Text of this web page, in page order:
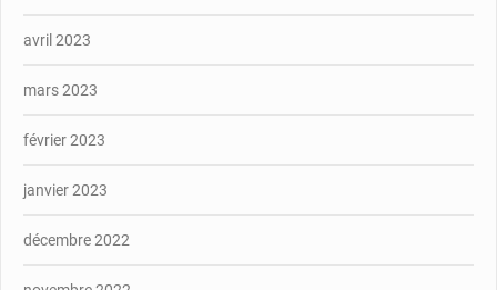
avril 2023
mars 2023
février 2023
janvier 2023
décembre 2022